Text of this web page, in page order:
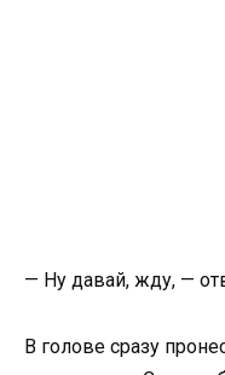
— Ну давай, жду, —
В голове сразу